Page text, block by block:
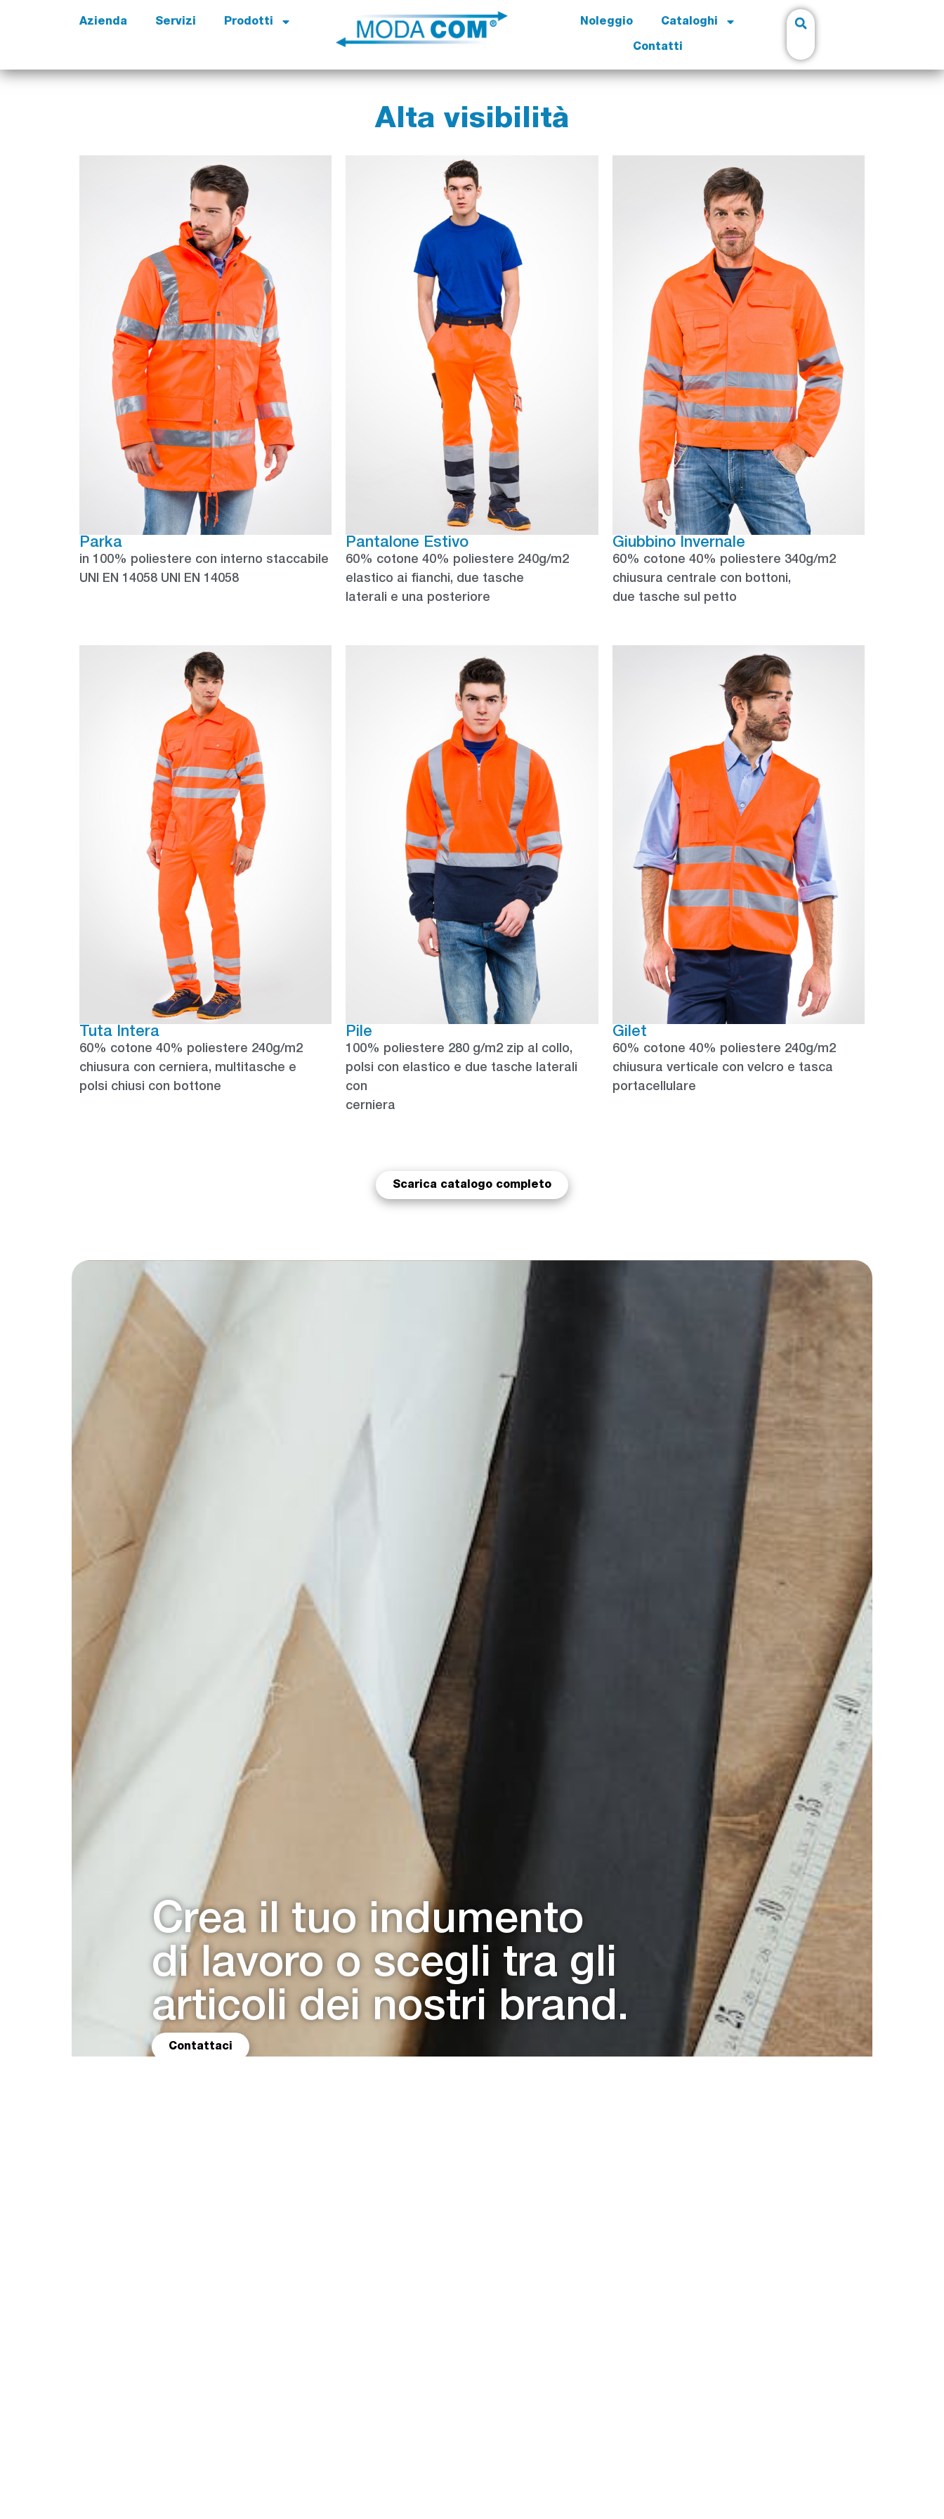
Azienda Servizi Prodotti Noleggio Cataloghi
Contatti
Alta visibilità
Parka
in 100% poliestere con interno staccabile
UNI EN 14058 UNI EN 14058
Pantalone Estivo
60% cotone 40% poliestere 240g/m2
elastico ai fianchi, due tasche
laterali e una posteriore
Giubbino Invernale
60% cotone 40% poliestere 340g/m2
chiusura centrale con bottoni,
due tasche sul petto
Tuta Intera
60% cotone 40% poliestere 240g/m2
chiusura con cerniera, multitasche e
polsi chiusi con bottone
Pile
100% poliestere 280 g/m2 zip al collo,
polsi con elastico e due tasche laterali
con
cerniera
Gilet
60% cotone 40% poliestere 240g/m2
chiusura verticale con velcro e tasca
portacellulare
Scarica catalogo completo
Crea il tuo indumento
di lavoro o scegli tra gli
articoli dei nostri brand.
Contattaci